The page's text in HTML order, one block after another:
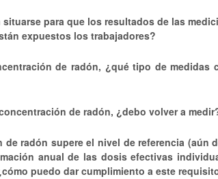
para que los resultados de las
expuestos los trabajadores?
de radón, ¿qué tipo de medidas
de radón, ¿debo volver a
radón supere el nivel de referencia (aún
anual de las dosis efectivas
puedo dar cumplimiento a este